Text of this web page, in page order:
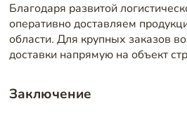
Благодаря развитой
оперативно доставляем
области. Для крупных заказов
доставки напрямую на объект
Заключение